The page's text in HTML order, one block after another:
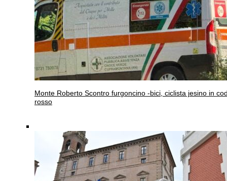
Monte Roberto Scontro furgoncino -bici, ciclista jesino in
rosso